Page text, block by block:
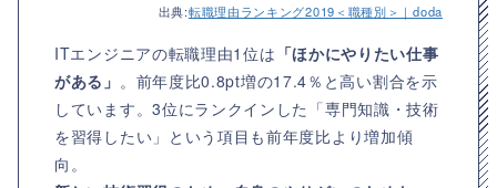
出典:転職理由ランキング2019＜職種別＞｜doda
ITエンジニアの転職理由1位は 「ほかにやりたい仕事
がある」 。前年度比0.8pt増の17.4％と高い割合を示
しています。3位にランクインした「専門知識・技術
を習得したい」という項目も前年度比より増加傾
向。